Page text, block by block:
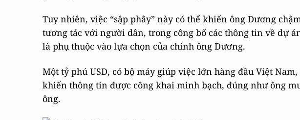
Tuy nhiên, việc “sập phây” này có thể khiến ông Dương
tương tác với người dân, trong công bố các thông tin về dự
là phụ thuộc vào lựa chọn của chính ông Dương.
Một tỷ phú USD, có bộ máy giúp việc lớn hàng đầu Việt
khiến thông tin được công khai minh bạch, đúng như ông
ông.